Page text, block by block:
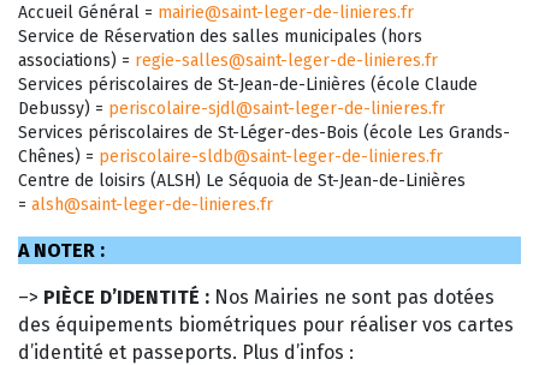
Accueil Général = mairie@saint-leger-de-linieres.fr
Service de Réservation des salles municipales (hors
associations) = regie-salles@saint-leger-de-linieres.fr
Services périscolaires de St-Jean-de-Linières (école Claude
Debussy) = periscolaire-sjdl@saint-leger-de-linieres.fr
Services périscolaires de St-Léger-des-Bois (école Les Grands-
Chênes) = periscolaire-sldb@saint-leger-de-linieres.fr
Centre de loisirs (ALSH) Le Séquoia de St-Jean-de-Linières
= alsh@saint-leger-de-linieres.fr
A NOTER :
–> PIÈCE D’IDENTITÉ : Nos Mairies ne sont pas dotées
des équipements biométriques pour réaliser vos cartes
d’identité et passeports. Plus d’infos :